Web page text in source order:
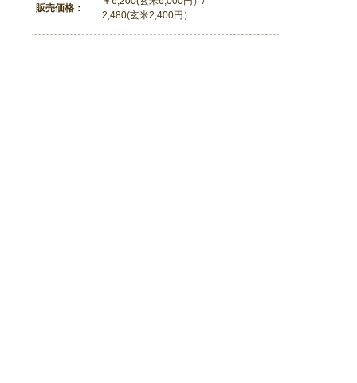
販売価格：
2,480(玄米2,400円）